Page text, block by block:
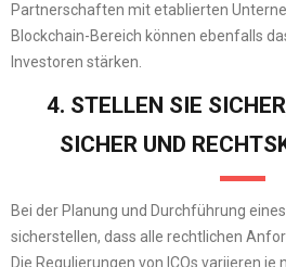
Partnerschaften mit etablierten
Blockchain-Bereich können ebenfalls
Investoren stärken.
4. STELLEN SIE
SICHER UND
Bei der Planung und Durchführung
sicherstellen, dass alle rechtlichen
Die Regulierungen von ICOs variieren je